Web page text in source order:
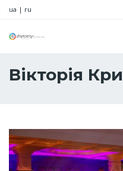
ua | ru
Вікторія